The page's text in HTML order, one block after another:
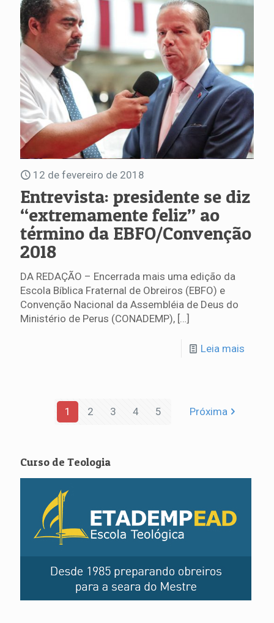
12 de fevereiro de 2018
Entrevista: presidente se diz
“extremamente feliz” ao
término da EBFO/Convenção
2018
DA REDAÇÃO – Encerrada mais uma edição da
Escola Bíblica Fraternal de Obreiros (EBFO) e
Convenção Nacional da Assembléia de Deus do
Ministério de Perus (CONADEMP), […]
Leia mais
1 2 3 4 5 Próxima
Curso de Teologia